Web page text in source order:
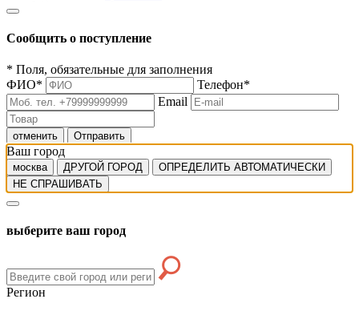
Сообщить о поступление
* Поля, обязательные для заполнения
ФИО* Телефон*
Email
отменить Отправить
Ваш город
москва ДРУГОЙ ГОРОД
ОПРЕДЕЛИТЬ АВТОМАТИЧЕСКИ
НЕ СПРАШИВАТЬ
выберите ваш город
Регион